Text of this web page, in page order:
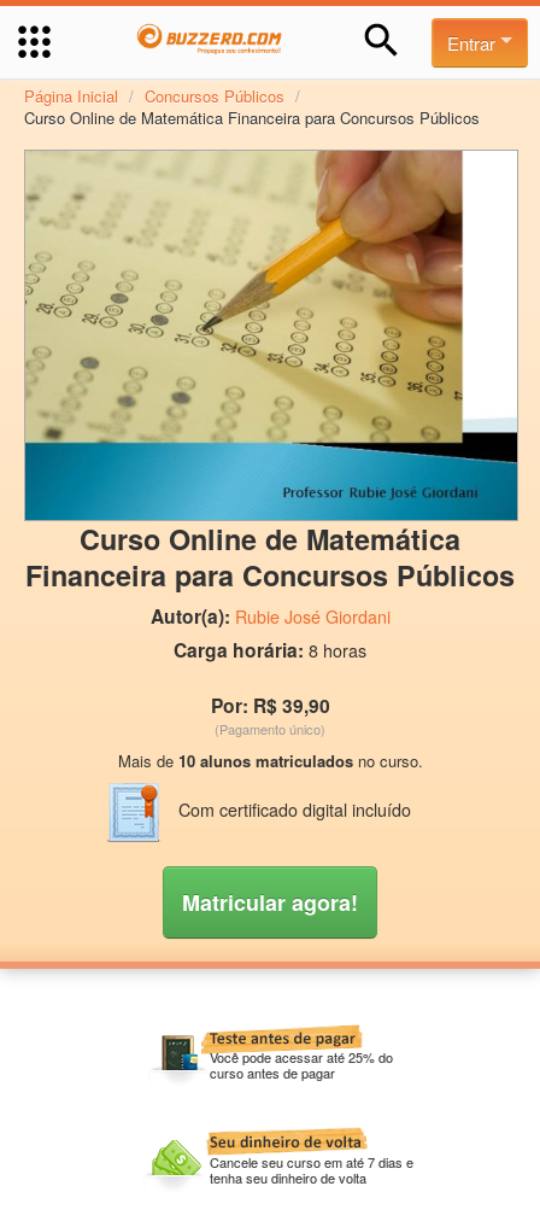
Entrar
Página Inicial / Concursos Públicos /
Curso Online de Matemática Financeira para Concursos Públicos
Curso Online de Matemática
Financeira para Concursos Públicos
Autor(a): Rubie José Giordani
Carga horária: 8 horas
Por: R$ 39,90
(Pagamento único)
Mais de 10 alunos matriculadosno curso.
Com certificado digital incluído
Matricular agora!
Você pode acessar até 25% do
curso antes de pagar
Cancele seu curso em até 7 dias e
tenha seu dinheiro de volta